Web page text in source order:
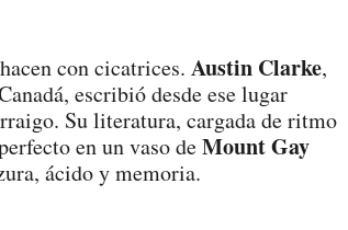
con cicatrices. Austin Clarke,
escribió desde ese lugar
Su literatura, cargada de ritmo
en un vaso deMount Gay
ácido y memoria.